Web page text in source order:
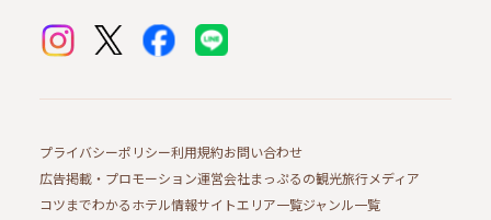
プライバシーポリシー利用規約お問い合わせ
広告掲載・プロモーション運営会社まっぷるの観光旅行メディア
コツまでわかるホテル情報サイトエリア一覧ジャンル一覧